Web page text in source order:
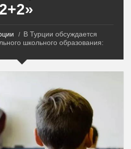
В Турции обсуждается
школьного образования: